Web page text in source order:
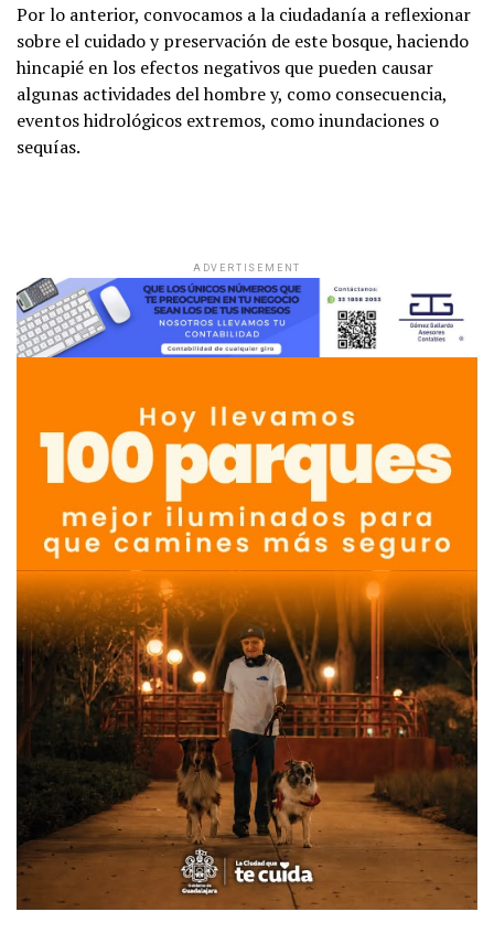
Por lo anterior, convocamos a la ciudadanía a reflexionar
sobre el cuidado y preservación de este bosque, haciendo
hincapié en los efectos negativos que pueden causar
algunas actividades del hombre y, como consecuencia,
eventos hidrológicos extremos, como inundaciones o
sequías.
ADVERTISEMENT